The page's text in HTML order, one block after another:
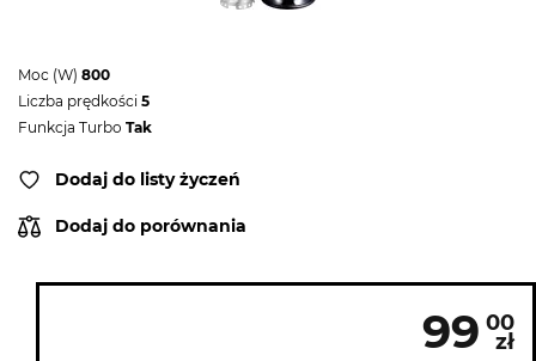
Moc (W) 800
Liczba prędkości 5
Funkcja Turbo Tak
Dodaj do listy życzeń
Dodaj do porównania
99 00
zł